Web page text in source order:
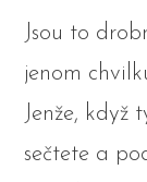
Jsou to
jenom
Jenže, když
sečtete a